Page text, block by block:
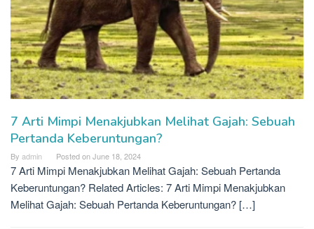
7 Arti Mimpi Menakjubkan Melihat Gajah: Sebuah
Pertanda Keberuntungan?
By admin Posted onJune 18, 2024
7 Arti Mimpi Menakjubkan Melihat Gajah: Sebuah Pertanda
Keberuntungan? Related Articles: 7 Arti Mimpi Menakjubkan
Melihat Gajah: Sebuah Pertanda Keberuntungan? […]